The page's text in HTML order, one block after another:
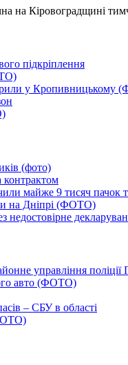
на Кіровоградщині
підкріплення
у
(фото)
контрактом
майже 9 тисяч пачок
на Дніпрі (ФОТО)
недостовірне
управління
авто (ФОТО)
– СБУ в області